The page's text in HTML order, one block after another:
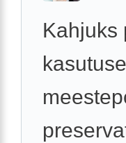
Kahjuks